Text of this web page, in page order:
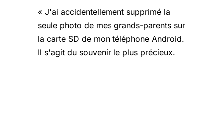
« J'ai accidentellement supprimé la
seule photo de mes grands-parents sur
la carte SD de mon téléphone Android.
Il s'agit du souvenir le plus précieux.